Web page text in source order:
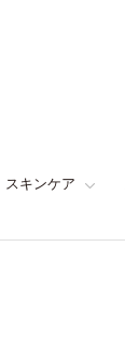
スキンケア